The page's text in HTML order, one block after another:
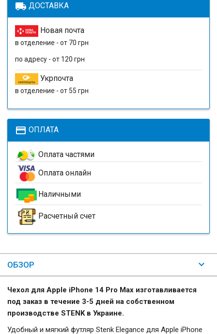
local_shipping ДОСТАВКА
Новая почта
в отделение - от 70 грн
по адресу - от 120 грн
Укрпочта
в отделение - от 55 грн
payment ОПЛАТА
Оплата частями
Оплата онлайн
Наличными
Расчетный счет
ОБЗОР
Чехол для Apple iPhone 14 Pro Max изготавливается
под заказ в течение 3-5 дней на собственном
производстве STENK в Украине.
Удобный и мягкий футляр Stenk Elegance для Apple iPhone